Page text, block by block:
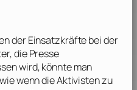
der Einsatzkräfte bei der
die Presse
wird, könnte man
wenn die Aktivisten zu